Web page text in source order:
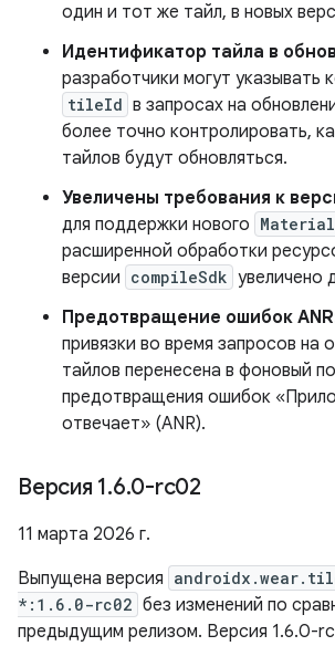
один и тот же тайл, в новых
Идентификатор тайла в
разработчики могут указывать
tileId в запросах на
более точно контролировать,
тайлов будут обновляться.
Увеличены требования к
для поддержки нового
расширенной обработки
версии compileSdk увеличено
Предотвращение ошибок
привязки во время запросов на
тайлов перенесена в фоновый
предотвращения ошибок
отвечает» (ANR).
Версия 1.6.0-rc02
11 марта 2026 г.
Выпущена версия
*:1.6.0-rc02 без изменений по
предыдущим релизом. Версия 1.6.0-